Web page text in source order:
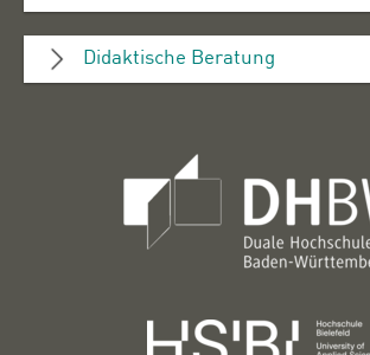
Didaktische Beratung